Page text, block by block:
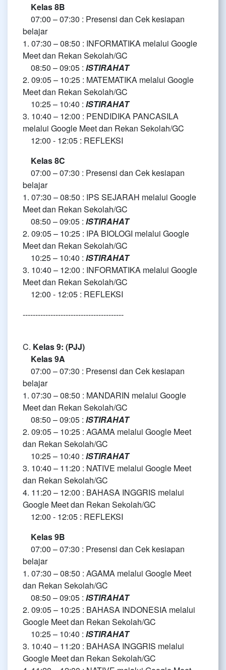
Kelas 8B
07:00 – 07:30 : Presensi dan Cek kesiapan
belajar
1. 07:30 – 08:50 : INFORMATIKA melalui Google
Meet dan Rekan Sekolah/GC
08:50 – 09:05 : ISTIRAHAT
2. 09:05 – 10:25 : MATEMATIKA melalui Google
Meet dan Rekan Sekolah/GC
10:25 – 10:40 : ISTIRAHAT
3. 10:40 – 12:00 : PENDIDIKA PANCASILA
melalui Google Meet dan Rekan Sekolah/GC
12:00 - 12:05 : REFLEKSI
Kelas 8C
07:00 – 07:30 : Presensi dan Cek kesiapan
belajar
1. 07:30 – 08:50 : IPS SEJARAH melalui Google
Meet dan Rekan Sekolah/GC
08:50 – 09:05 : ISTIRAHAT
2. 09:05 – 10:25 : IPA BIOLOGI melalui Google
Meet dan Rekan Sekolah/GC
10:25 – 10:40 : ISTIRAHAT
3. 10:40 – 12:00 : INFORMATIKA melalui Google
Meet dan Rekan Sekolah/GC
12:00 - 12:05 : REFLEKSI
----------------------------------------
C. Kelas 9: (PJJ)
Kelas 9A
07:00 – 07:30 : Presensi dan Cek kesiapan
belajar
1. 07:30 – 08:50 : MANDARIN melalui Google
Meet dan Rekan Sekolah/GC
08:50 – 09:05 : ISTIRAHAT
2. 09:05 – 10:25 : AGAMA melalui Google Meet
dan Rekan Sekolah/GC
10:25 – 10:40 : ISTIRAHAT
3. 10:40 – 11:20 : NATIVE melalui Google Meet
dan Rekan Sekolah/GC
4. 11:20 – 12:00 : BAHASA INGGRIS melalui
Google Meet dan Rekan Sekolah/GC
12:00 - 12:05 : REFLEKSI
Kelas 9B
07:00 – 07:30 : Presensi dan Cek kesiapan
belajar
1. 07:30 – 08:50 : AGAMA melalui Google Meet
dan Rekan Sekolah/GC
08:50 – 09:05 : ISTIRAHAT
2. 09:05 – 10:25 : BAHASA INDONESIA melalui
Google Meet dan Rekan Sekolah/GC
10:25 – 10:40 : ISTIRAHAT
3. 10:40 – 11:20 : BAHASA INGGRIS melalui
Google Meet dan Rekan Sekolah/GC